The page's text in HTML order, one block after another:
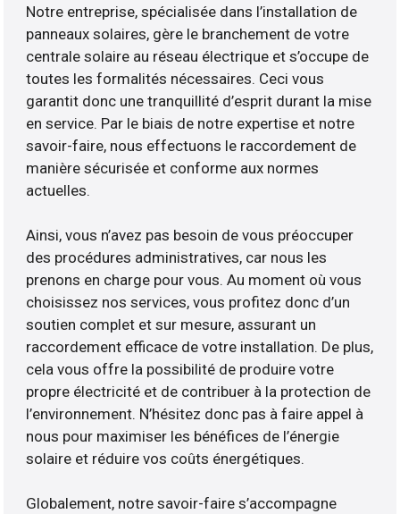
Notre entreprise, spécialisée dans l’installation de
panneaux solaires, gère le branchement de votre
centrale solaire au réseau électrique et s’occupe de
toutes les formalités nécessaires. Ceci vous
garantit donc une tranquillité d’esprit durant la mise
en service. Par le biais de notre expertise et notre
savoir-faire, nous effectuons le raccordement de
manière sécurisée et conforme aux normes
actuelles.
Ainsi, vous n’avez pas besoin de vous préoccuper
des procédures administratives, car nous les
prenons en charge pour vous. Au moment où vous
choisissez nos services, vous profitez donc d’un
soutien complet et sur mesure, assurant un
raccordement efficace de votre installation. De plus,
cela vous offre la possibilité de produire votre
propre électricité et de contribuer à la protection de
l’environnement. N’hésitez donc pas à faire appel à
nous pour maximiser les bénéfices de l’énergie
solaire et réduire vos coûts énergétiques.
Globalement, notre savoir-faire s’accompagne